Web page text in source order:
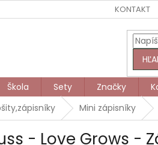
KONTAKT
Škola Sety Značky
Mini zápisníky
- Love Grows -